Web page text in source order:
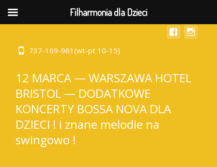
737-169-961(wt-pt 10-15)
12 MARCA — WARSZAWA HOTEL
BRISTOL — DODATKOWE
KONCERTY BOSSA NOVA DLA
DZIECI ! i znane melodie na
swingowo !
Filharmonia dla Dzieci